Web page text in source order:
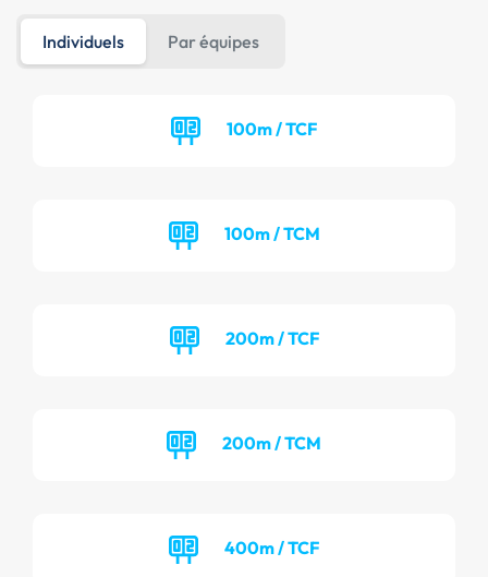
Individuels Par équipes
100m / TCF
100m / TCM
200m / TCF
200m / TCM
400m / TCF